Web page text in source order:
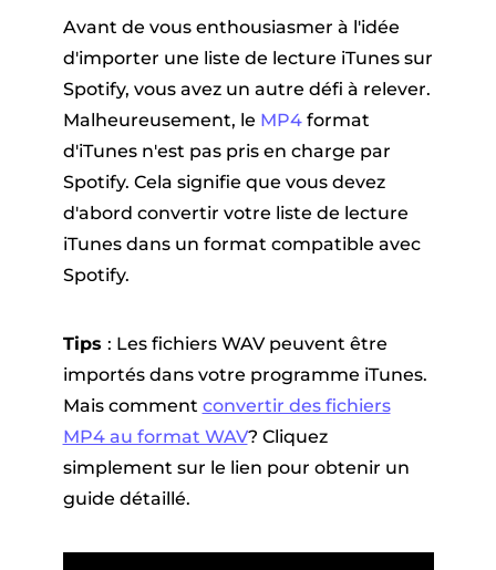
Avant de vous enthousiasmer à l'idée
d'importer une liste de lecture iTunes sur
Spotify, vous avez un autre défi à relever.
Malheureusement, le MP4format
d'iTunes n'est pas pris en charge par
Spotify. Cela signifie que vous devez
d'abord convertir votre liste de lecture
iTunes dans un format compatible avec
Spotify.
Tips : Les fichiers WAV peuvent être
importés dans votre programme iTunes.
Mais comment convertir des fichiers
MP4 au format WAV? Cliquez
simplement sur le lien pour obtenir un
guide détaillé.